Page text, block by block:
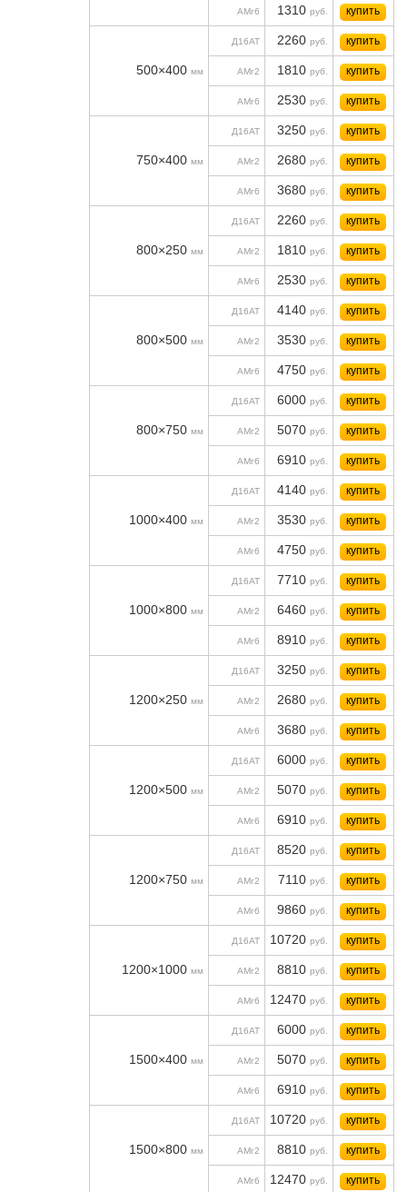
АМг6 1310 руб. купить
500×400 мм
Д16АТ 2260 руб. купить
АМг2 1810 руб. купить
АМг6 2530 руб. купить
750×400 мм
Д16АТ 3250 руб. купить
АМг2 2680 руб. купить
АМг6 3680 руб. купить
800×250 мм
Д16АТ 2260 руб. купить
АМг2 1810 руб. купить
АМг6 2530 руб. купить
800×500 мм
Д16АТ 4140 руб. купить
АМг2 3530 руб. купить
АМг6 4750 руб. купить
800×750 мм
Д16АТ 6000 руб. купить
АМг2 5070 руб. купить
АМг6 6910 руб. купить
1000×400 мм
Д16АТ 4140 руб. купить
АМг2 3530 руб. купить
АМг6 4750 руб. купить
1000×800 мм
Д16АТ 7710 руб. купить
АМг2 6460 руб. купить
АМг6 8910 руб. купить
1200×250 мм
Д16АТ 3250 руб. купить
АМг2 2680 руб. купить
АМг6 3680 руб. купить
1200×500 мм
Д16АТ 6000 руб. купить
АМг2 5070 руб. купить
АМг6 6910 руб. купить
1200×750 мм
Д16АТ 8520 руб. купить
АМг2 7110 руб. купить
АМг6 9860 руб. купить
1200×1000 мм
Д16АТ 10720 руб. купить
АМг2 8810 руб. купить
АМг6 12470 руб. купить
1500×400 мм
Д16АТ 6000 руб. купить
АМг2 5070 руб. купить
АМг6 6910 руб. купить
1500×800 мм
Д16АТ 10720 руб. купить
АМг2 8810 руб. купить
АМг6 12470 руб. купить